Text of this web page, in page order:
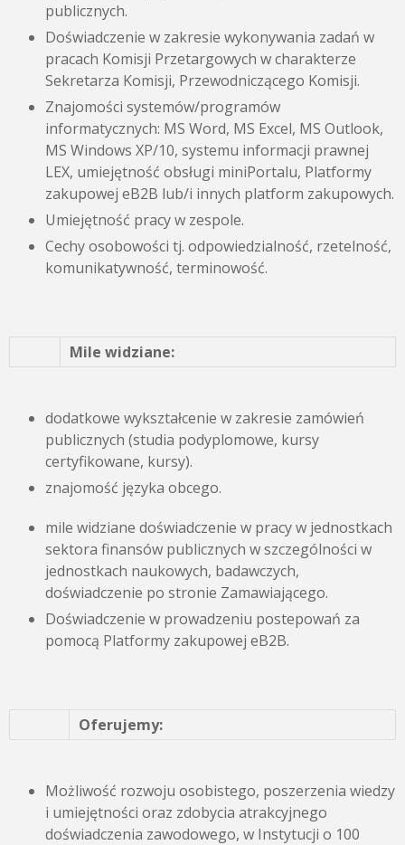
publicznych.
Doświadczenie w zakresie wykonywania zadań w
pracach Komisji Przetargowych w charakterze
Sekretarza Komisji, Przewodniczącego Komisji.
Znajomości systemów/programów
informatycznych: MS Word, MS Excel, MS Outlook,
MS Windows XP/10, systemu informacji prawnej
LEX, umiejętność obsługi miniPortalu, Platformy
zakupowej eB2B lub/i innych platform zakupowych.
Umiejętność pracy w zespole.
Cechy osobowości tj. odpowiedzialność, rzetelność,
komunikatywność, terminowość.
Mile widziane:
dodatkowe wykształcenie w zakresie zamówień
publicznych (studia podyplomowe, kursy
certyfikowane, kursy).
znajomość języka obcego.
mile widziane doświadczenie w pracy w jednostkach
sektora finansów publicznych w szczególności w
jednostkach naukowych, badawczych,
doświadczenie po stronie Zamawiającego.
Doświadczenie w prowadzeniu postepowań za
pomocą Platformy zakupowej eB2B.
Oferujemy:
Możliwość rozwoju osobistego, poszerzenia wiedzy
i umiejętności oraz zdobycia atrakcyjnego
doświadczenia zawodowego, w Instytucji o 100